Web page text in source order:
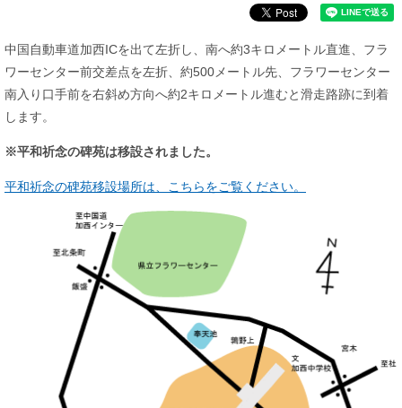
中国自動車道加西ICを出て左折し、南へ約3キロメートル直進、フラ
ワーセンター前交差点を左折、約500メートル先、フラワーセンター
南入り口手前を右斜め方向へ約2キロメートル進むと滑走路跡に到着
します。
※平和祈念の碑苑は移設されました。
​平和祈念の碑苑移設場所は、こちらをご覧ください。